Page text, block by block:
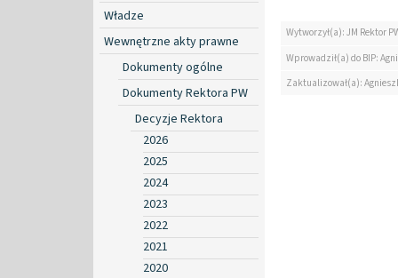
Władze
Wewnętrzne akty prawne
Dokumenty ogólne
Dokumenty Rektora PW
Decyzje Rektora
2026
2025
2024
2023
2022
2021
2020
Wytworzył(a): JM Rektor
Wprowadził(a) do BIP:
Zaktualizował(a):